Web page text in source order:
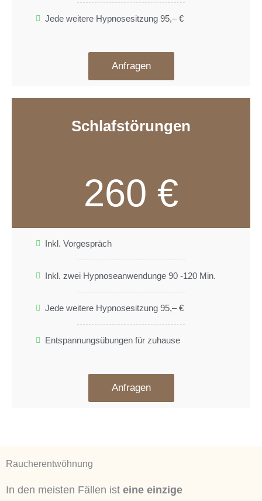
Jede weitere Hypnosesitzung 95,– €
Anfragen
Schlafstörungen
260 €
Inkl. Vorgespräch
Inkl. zwei Hypnoseanwendunge 90 -120 Min.
Jede weitere Hypnosesitzung 95,– €
Entspannungsübungen für zuhause
Anfragen
Raucherentwöhnung
In den meisten Fällen ist eine einzige